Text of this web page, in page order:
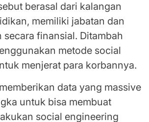
berasal dari kalangan
memiliki jabatan dan
finansial. Ditambah
metode social
menjerat para korbannya.
data yang massive
untuk bisa membuat
social engineering